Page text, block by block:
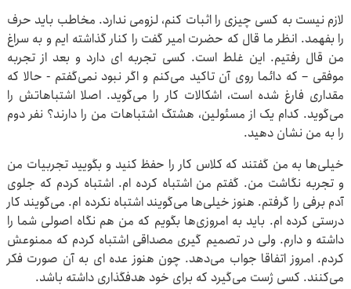
لازم نیست به کسی چیزی را اثبات کنم، لزومی ندارد. مخاطب باید حرف
را بفهمد. انظر ما قال که حضرت امیر گفت را کنار گذاشته ایم و به سراغ
من قال رفتیم. این غلط است. کسی تجربه ای دارد و بعد از تجربه
موفقی – که دائما روی آن تاکید می‌کنم و اگر نبود نمی‌گفتم - حالا که
مقداری فارغ شده است، اشکالات کار را می‌گوید. اصلا اشتباهاتش را
می‌گوید. کدام یک از مسئولین، هشتگ اشتباهات من را دارند؟ نفر دوم
را به من نشان دهید.
خیلی‌ها به من گفتند که کلاس کار را حفظ کنید و بگویید تجربیات من
و تجربه نگاشت من. گفتم من اشتباه کرده ام. اشتباه کردم که جلوی
آدم برفی را گرفتم. هنوز خیلی‌ها می‌گویند اشتباه نکرده ام. می‌گویند کار
درستی کرده ام. باید به امروزی‌ها بگویم که من هم نگاه اصولی شما را
داشته و دارم. ولی در تصمیم گیری مصداقی اشتباه کردم که ممنوعش
کردم. امروز اتفاقا جواب می‌دهد. چون هنوز عده ای به آن صورت فکر
می‌کنند. کسی ژست می‌گیرد که برای خود هدفگذاری داشته باشد.